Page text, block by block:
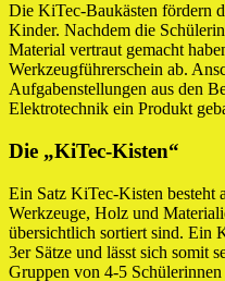
Die KiTec-Baukästen fördern
Kinder. Nachdem die
Material vertraut gemacht
Werkzeugführerschein ab.
Aufgabenstellungen aus den
Elektrotechnik ein Produkt
Die „KiTec-Kisten“
Ein Satz KiTec-Kisten besteht
Werkzeuge, Holz und
übersichtlich sortiert sind. Ein
3er Sätze und lässt sich somit
Gruppen von 4-5